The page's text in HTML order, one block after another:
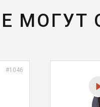
МОГУТ
#1046